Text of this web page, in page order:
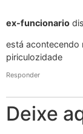
ex-funcionario
está acontecendo
piriculozidade
Responder
Deixe